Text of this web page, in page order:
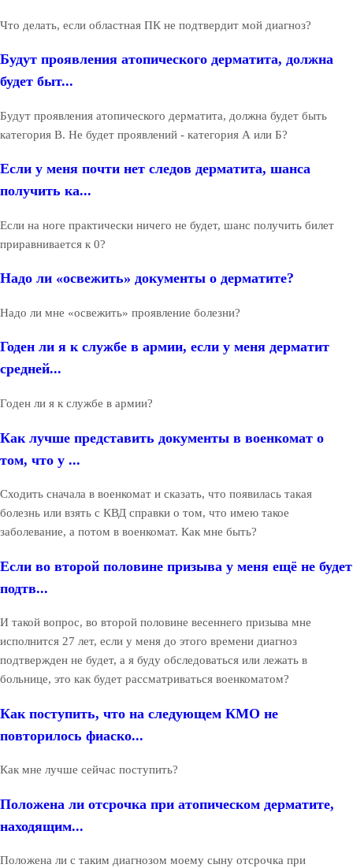
Что делать, если областная ПК не подтвердит мой диагноз?
Будут проявления атопического дерматита, должна
будет быт...
Будут проявления атопического дерматита, должна будет быть
категория В. Не будет проявлений - категория А или Б?
Если у меня почти нет следов дерматита, шанса
получить ка...
Если на ноге практически ничего не будет, шанс получить билет
приравнивается к 0?
Надо ли «освежить» документы о дерматите?
Надо ли мне «освежить» проявление болезни?
Годен ли я к службе в армии, если у меня дерматит
средней...
Годен ли я к службе в армии?
Как лучше представить документы в военкомат о
том, что у ...
Сходить сначала в военкомат и сказать, что появилась такая
болезнь или взять с КВД справки о том, что имею такое
заболевание, а потом в военкомат. Как мне быть?
Если во второй половине призыва у меня ещё не будет
подтв...
И такой вопрос, во второй половине весеннего призыва мне
исполнится 27 лет, если у меня до этого времени диагноз
подтвержден не будет, а я буду обследоваться или лежать в
больнице, это как будет рассматриваться военкоматом?
Как поступить, что на следующем КМО не
повторилось фиаско...
Как мне лучше сейчас поступить?
Положена ли отсрочка при атопическом дерматите,
находящим...
Положена ли с таким диагнозом моему сыну отсрочка при